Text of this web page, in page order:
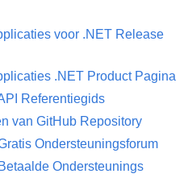
voor .NET Release
.NET Product Pagina
Referentiegids
van GitHub Repository
Ondersteuningsforum
Ondersteunings